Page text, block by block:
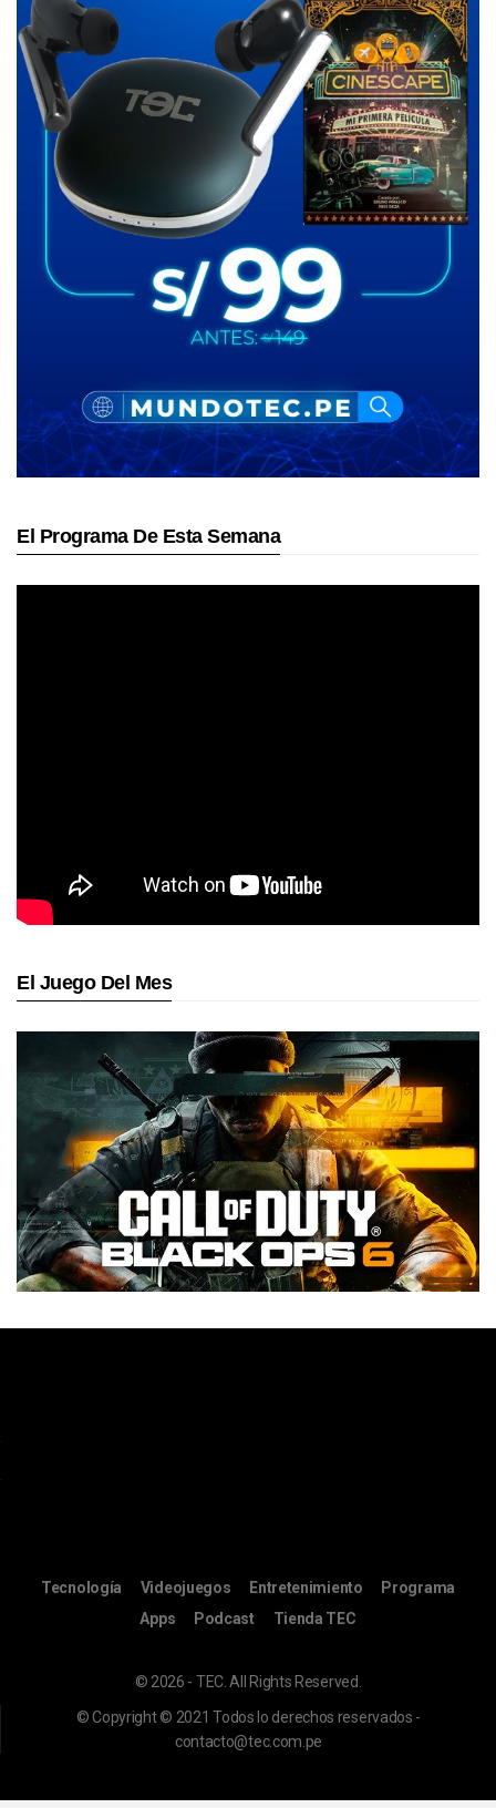
El Programa De Esta Semana
El Juego Del Mes
Tecnología Videojuegos Entretenimiento
Programa
Apps
Podcast Tienda TEC
© 2026 - TEC. All Rights Reserved.
© Copyright © 2021 Todos lo derechos reservados -
contacto@tec.com.pe